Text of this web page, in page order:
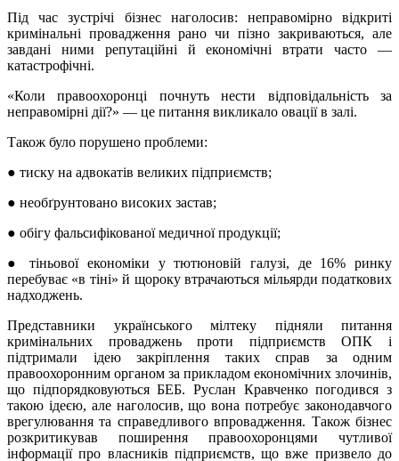
Під час зустрічі бізнес наголосив: неправомірно відкриті
кримінальні провадження рано чи пізно закриваються, але
завдані ними репутаційні й економічні втрати часто —
катастрофічні.
«Коли правоохоронці почнуть нести відповідальність за
неправомірні дії?» — це питання викликало овації в залі.
Також було порушено проблеми:
● тиску на адвокатів великих підприємств;
● необґрунтовано високих застав;
● обігу фальсифікованої медичної продукції;
● тіньової економіки у тютюновій галузі, де 16% ринку
перебуває «в тіні» й щороку втрачаються мільярди податкових
надходжень.
Представники українського мілтеку підняли питання
кримінальних проваджень проти підприємств ОПК і
підтримали ідею закріплення таких справ за одним
правоохоронним органом за прикладом економічних злочинів,
що підпорядковуються БЕБ. Руслан Кравченко погодився з
такою ідеєю, але наголосив, що вона потребує законодавчого
врегулювання та справедливого впровадження. Також бізнес
розкритикував поширення правоохоронцями чутливої
інформації про власників підприємств, що вже призвело до